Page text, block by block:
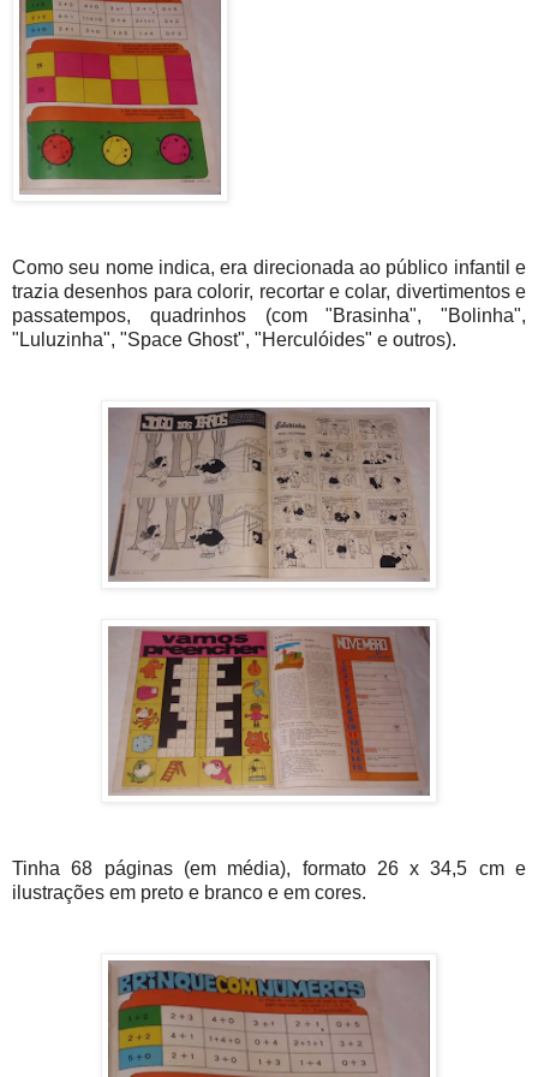
Como seu nome indica, era direcionada ao público infantil e
trazia desenhos para colorir, recortar e colar, divertimentos e
passatempos, quadrinhos (com "Brasinha", "Bolinha",
"Luluzinha", "Space Ghost", "Herculóides" e outros).
Tinha 68 páginas (em média), formato 26 x 34,5 cm e
ilustrações em preto e branco e em cores.